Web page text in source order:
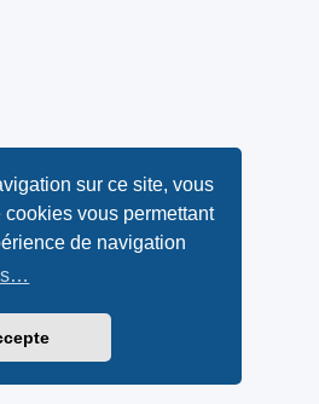
sur ce site, vous
vous permettant
de navigation